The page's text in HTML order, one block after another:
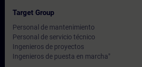
Target Group
Personal de mantenimiento
Personal de servicio técnico
Ingenieros de proyectos
Ingenieros de puesta en marcha"